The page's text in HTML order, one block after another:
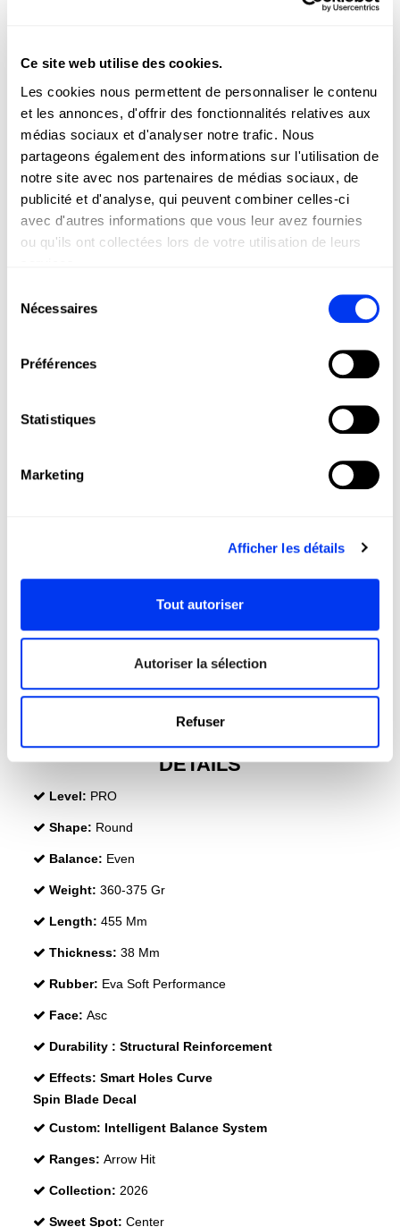
Ce site web utilise des cookies.
Les cookies nous permettent de personnaliser le contenu
et les annonces, d'offrir des fonctionnalités relatives aux
médias sociaux et d'analyser notre trafic. Nous
partageons également des informations sur l'utilisation de
notre site avec nos partenaires de médias sociaux, de
publicité et d'analyse, qui peuvent combiner celles-ci
avec d'autres informations que vous leur avez fournies
ou qu'ils ont collectées lors de votre utilisation de leurs
Nécessaires
Préférences
Statistiques
Marketing
Afficher les détails
Tout autoriser
Autoriser la sélection
Refuser
Faites-le glisser le long du rail jusqu’à la position souhaitée
Vers la tête → plus de puissance.
Vers le manche/centre → plus de contrôle.
Fixez le poids en resserrant la vis avec la clé Allen.
DETAILS
Level: PRO
Shape: Round
Balance: Even
Weight: 360-375 Gr
Length: 455 Mm
Thickness: 38 Mm
Rubber: Eva Soft Performance
Face: Asc
Durability : Structural Reinforcement
Effects: Smart Holes Curve
Spin Blade Decal
Custom: Intelligent Balance System
Ranges: Arrow Hit
Collection: 2026
Sweet Spot: Center